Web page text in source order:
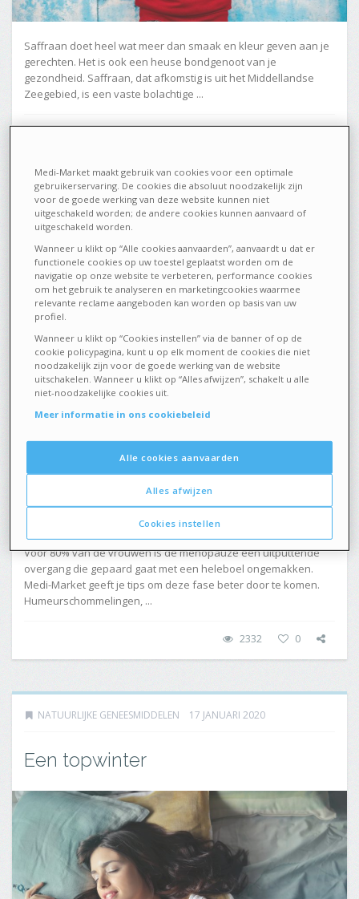
Saffraan doet heel wat meer dan smaak en kleur geven aan je
gerechten. Het is ook een heuse bondgenoot van je
gezondheid. Saffraan, dat afkomstig is uit het Middellandse
Zeegebied, is een vaste bolachtige ...
NATUURLIJKE GENEESMIDDELEN 24 FEBRUARI 2020
Met meer energie de menopauze
door
Voor 80% van de vrouwen is de menopauze een uitputtende
overgang die gepaard gaat met een heleboel ongemakken.
Medi-Market geeft je tips om deze fase beter door te komen.
Humeurschommelingen, ...
2332 0
NATUURLIJKE GENEESMIDDELEN 17 JANUARI 2020
Een topwinter
Medi-Market maakt gebruik van cookies voor een optimale
gebruikerservaring. De cookies die absoluut noodzakelijk zijn
voor de goede werking van deze website kunnen niet
uitgeschakeld worden; de andere cookies kunnen aanvaard of
uitgeschakeld worden.
Wanneer u klikt op “Alle cookies aanvaarden”, aanvaardt u dat er
functionele cookies op uw toestel geplaatst worden om de
navigatie op onze website te verbeteren, performance cookies
om het gebruik te analyseren en marketingcookies waarmee
relevante reclame aangeboden kan worden op basis van uw
profiel.
Wanneer u klikt op “Cookies instellen” via de banner of op de
cookie policypagina, kunt u op elk moment de cookies die niet
noodzakelijk zijn voor de goede werking van de website
uitschakelen. Wanneer u klikt op “Alles afwijzen”, schakelt u alle
niet-noodzakelijke cookies uit.
Meer informatie in ons cookiebeleid
Cookies instellen
Alles afwijzen
Alle cookies aanvaarden